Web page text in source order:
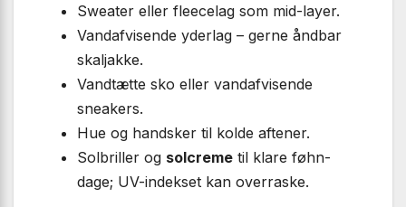
Sweater eller fleecelag som mid-layer.
Vandafvisende yderlag – gerne åndbar
skaljakke.
Vand­tætte sko eller vandafvisende
sneakers.
Hue og handsker til kolde aftener.
Solbriller og solcreme til klare føhn-
dage; UV-indekset kan overraske.